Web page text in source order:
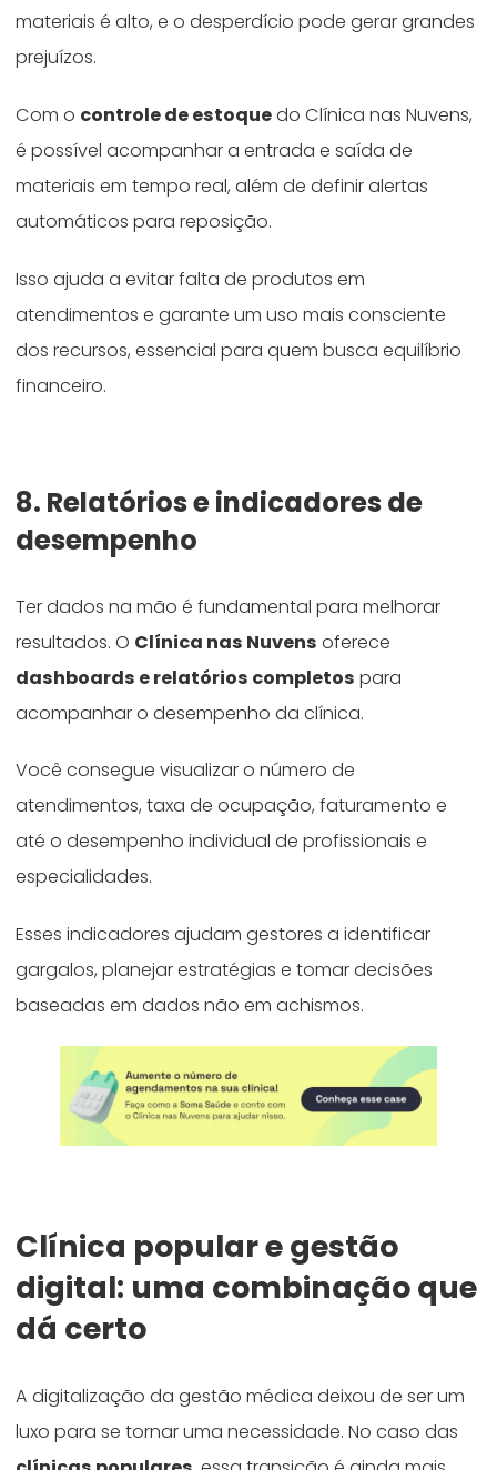
materiais é alto, e o desperdício pode gerar grandes
prejuízos.
Com o controle de estoquedo Clínica nas Nuvens,
é possível acompanhar a entrada e saída de
materiais em tempo real, além de definir alertas
automáticos para reposição.
Isso ajuda a evitar falta de produtos em
atendimentos e garante um uso mais consciente
dos recursos, essencial para quem busca equilíbrio
financeiro.
8. Relatórios e indicadores de
desempenho
Ter dados na mão é fundamental para melhorar
resultados. O Clínica nas Nuvens oferece
dashboards e relatórios completos para
acompanhar o desempenho da clínica.
Você consegue visualizar o número de
atendimentos, taxa de ocupação, faturamento e
até o desempenho individual de profissionais e
especialidades.
Esses indicadores ajudam gestores a identificar
gargalos, planejar estratégias e tomar decisões
baseadas em dados não em achismos.
Clínica popular e gestão
digital: uma combinação que
dá certo
A digitalização da gestão médica deixou de ser um
luxo para se tornar uma necessidade. No caso das